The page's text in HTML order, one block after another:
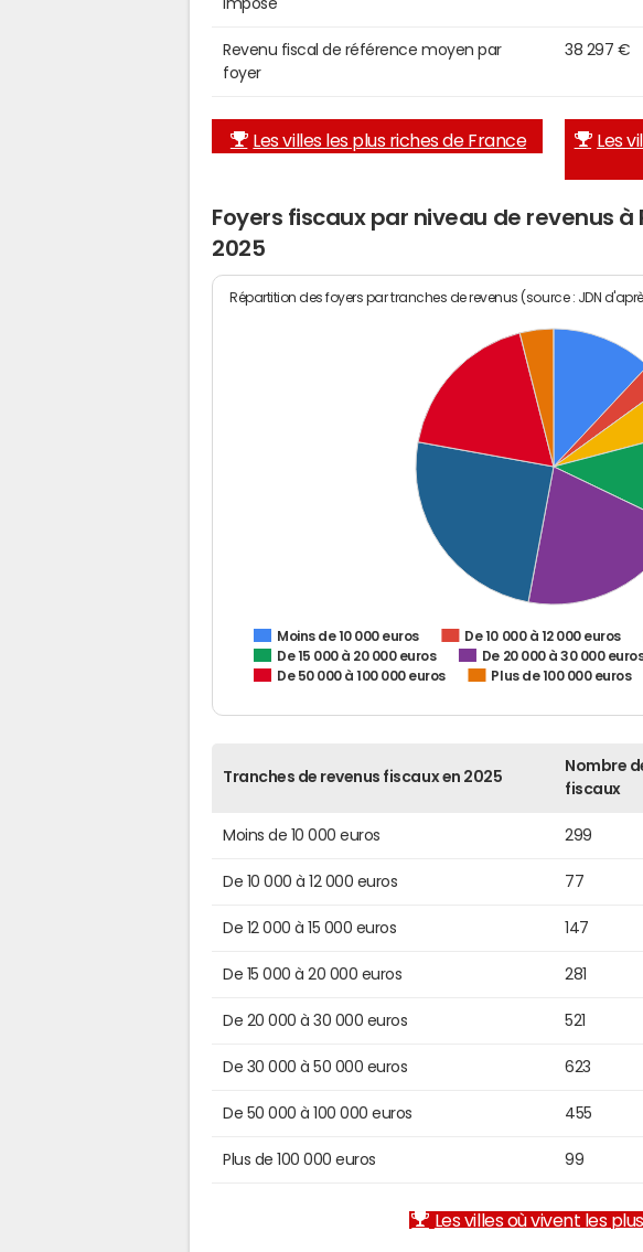
imposé
Revenu fiscal de référence moyen par
foyer
38 297 €
Les villes les plus riches de France
Les
Foyers fiscaux par niveau de revenus
2025
Répartition des foyers par tranches de revenus (source : JDN
Moins de 10 000 euros De 10 000 à 12 000 euros
De 15 000 à 20 000 euros
De 20 000 à 30 000
De 50 000 à 100 000 euros
Plus de 100 000 euros
Tranches de revenus fiscaux en 2025
Nombre
fiscaux
Moins de 10 000 euros 299
De 10 000 à 12 000 euros 77
De 12 000 à 15 000 euros 147
De 15 000 à 20 000 euros 281
De 20 000 à 30 000 euros 521
De 30 000 à 50 000 euros 623
De 50 000 à 100 000 euros 455
Plus de 100 000 euros 99
Les villes où vivent les